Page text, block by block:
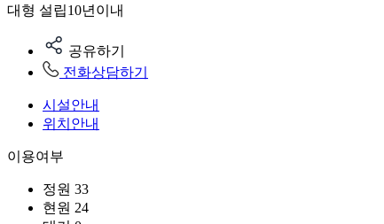
대형 설립10년이내
공유하기
전화상담하기
시설안내
위치안내
이용여부
정원 33
현원 24